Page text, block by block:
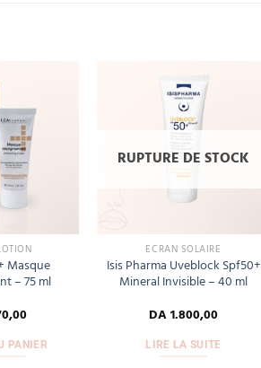
wishlist
Masque
– 75 ml
PANIER
RUPTURE DE STOCK
ECRAN SOLAIRE
Isis Pharma Uveblock Spf50+
Mineral Invisible – 40 ml
DA1.800,00
LIRE LA SUITE